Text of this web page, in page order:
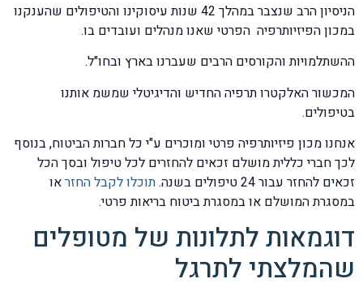
הניסיון הרב שנצבר במהלך 42 שנות עיסוקינו והטיפולים שהענקנו
במכון הפיזיותרפיה הפרטי שאנו מנהלים ועובדים בו.
ההשתלמויות והקורסים הרבים שעברנו בארץ ובחו"ל.
המכשור האלקטרו תרפיה החדיש והדיגיטלי שמשמ אותנו
בטיפולים.
אנחנו מכון פיזיותרפיה פרטי ומוכרים ע"י כל חברות הביטוח, בנוסף
לכך חברי כללית מושלם זכאים להחזרים לכל טיפול ובסך הכל
זכאים להחזר עבור 24 טיפולים בשנה.
תוכלו לקבל החזראו
במסגרת המושלם או במסגרת ביטוח בריאות פרטי.
דוגמאות לתלונות של מטופלים
שהמלצתי לתרגל